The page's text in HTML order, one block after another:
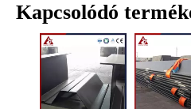
Kapcsolódó